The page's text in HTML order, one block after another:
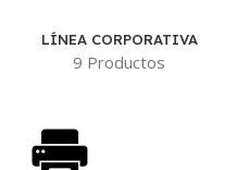
LÍNEA CORPORATIVA
9 Productos